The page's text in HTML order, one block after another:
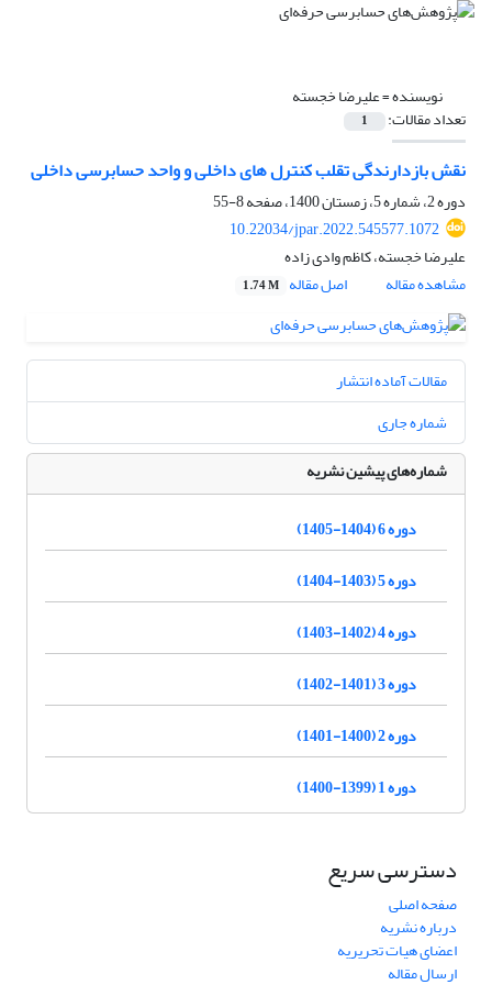
نویسنده =علیرضا خجسته
تعداد مقالات: 1
نقش بازدارندگی تقلب کنترل های داخلی و واحد حسابرسی داخلی
دوره 2، شماره 5، زمستان 1400، صفحه
8-55
10.22034/jpar.2022.545577.1072
علیرضا خجسته، کاظم وادی زاده
مشاهده مقاله
اصل مقاله 1.74 M
مقالات آماده انتشار
شماره جاری
شماره‌های پیشین نشریه
دوره 6 (1404-1405)
دوره 5 (1403-1404)
دوره 4 (1402-1403)
دوره 3 (1401-1402)
دوره 2 (1400-1401)
دوره 1 (1399-1400)
دسترسی سریع
صفحه اصلی
درباره نشریه
اعضای هیات تحریریه
ارسال مقاله